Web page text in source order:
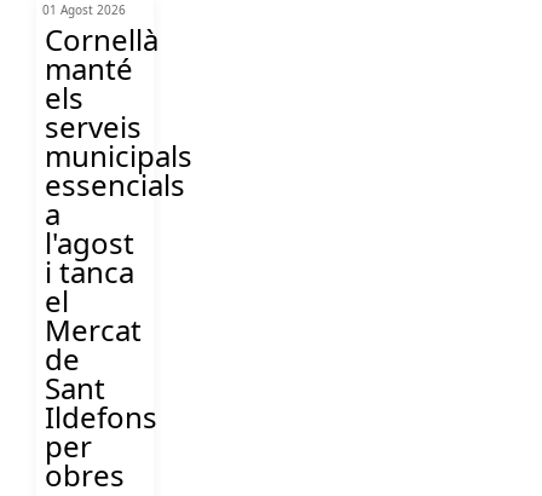
01 Agost 2026
Cornellà
manté
els
serveis
municipals
essencials
a
l'agost
i tanca
el
Mercat
de
Sant
Ildefons
per
obres